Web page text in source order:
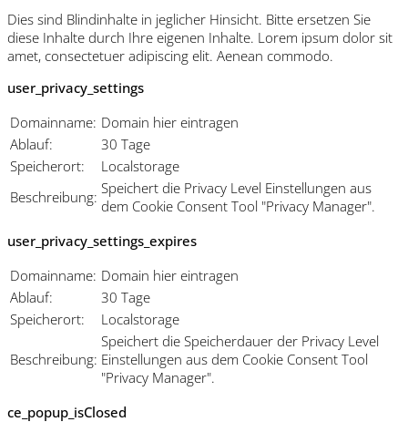
Dies sind Blindinhalte in jeglicher Hinsicht. Bitte ersetzen Sie
diese Inhalte durch Ihre eigenen Inhalte. Lorem ipsum dolor sit
amet, consectetuer adipiscing elit. Aenean commodo.
user_privacy_settings
Domainname: Domain hier eintragen
Ablauf:
30 Tage
Speicherort:
Localstorage
Beschreibung: Speichert die Privacy Level Einstellungen aus
dem Cookie Consent Tool "Privacy Manager".
user_privacy_settings_expires
Domainname: Domain hier eintragen
Ablauf:
30 Tage
Speicherort:
Localstorage
Beschreibung:
Speichert die Speicherdauer der Privacy Level
Einstellungen aus dem Cookie Consent Tool
"Privacy Manager".
ce_popup_isClosed